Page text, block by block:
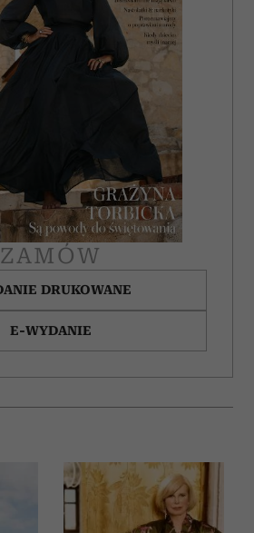
ZAMÓW
DRUKOWANE
E-WYDANIE